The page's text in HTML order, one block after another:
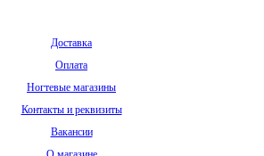
Доставка
Оплата
Ногтевые магазины
Контакты и реквизиты
Вакансии